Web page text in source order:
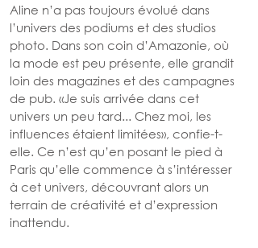
Aline n’a pas toujours évolué dans
l’univers des podiums et des studios
photo. Dans son coin d’Amazonie, où
la mode est peu présente, elle grandit
loin des magazines et des campagnes
de pub. «Je suis arrivée dans cet
univers un peu tard... Chez moi, les
influences étaient limitées», confie-t-
elle. Ce n’est qu’en posant le pied à
Paris qu’elle commence à s’intéresser
à cet univers, découvrant alors un
terrain de créativité et d’expression
inattendu.